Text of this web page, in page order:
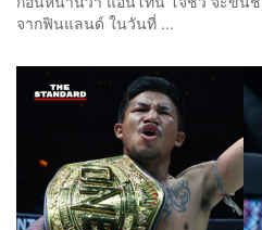
จากฟินแลนด์ ในวันที่ ...